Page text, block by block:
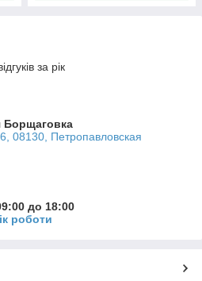
за рік
Борщаговка
08130, Петропавловская
до 18:00
роботи